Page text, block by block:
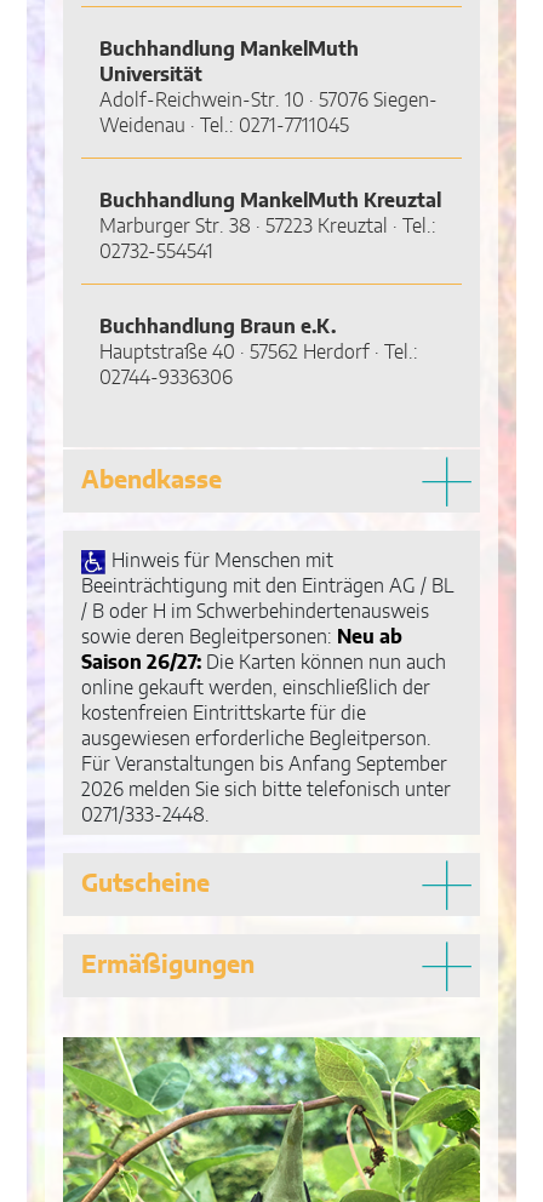
Buchhandlung MankelMuth
Universität
Adolf-Reichwein-Str. 10 · 57076 Siegen-
Weidenau · Tel.: 0271-7711045
Buchhandlung MankelMuth Kreuztal
Marburger Str. 38 · 57223 Kreuztal · Tel.:
02732-554541
Buchhandlung Braun e.K.
Hauptstraße 40 · 57562 Herdorf · Tel.:
02744-9336306
Abendkasse
Hinweis für Menschen mit
Beeinträchtigung mit den Einträgen AG / BL
/ B oder H im Schwerbehindertenausweis
sowie deren Begleitpersonen: Neu ab
Saison 26/27: Die Karten können nun auch
online gekauft werden, einschließlich der
kostenfreien Eintrittskarte für die
ausgewiesen erforderliche Begleitperson.
Für Veranstaltungen bis Anfang September
2026 melden Sie sich bitte telefonisch unter
0271/333-2448.
Gutscheine
Ermäßigungen